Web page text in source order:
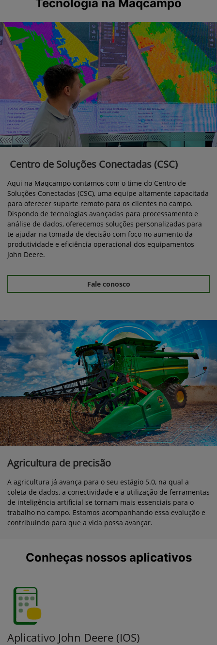
Tecnologia na Maqcampo
Centro de Soluções Conectadas (CSC)
Aqui na Maqcampo contamos com o time do Centro de
Soluções Conectadas (CSC), uma equipe altamente capacitada
para oferecer suporte remoto para os clientes no campo.
Dispondo de tecnologias avançadas para processamento e
análise de dados, oferecemos soluções personalizadas para
te ajudar na tomada de decisão com foco no aumento da
produtividade e eficiência operacional dos equipamentos
John Deere.
Fale conosco
Agricultura de precisão
A agricultura já avança para o seu estágio 5.0, na qual a
coleta de dados, a conectividade e a utilização de ferramentas
de inteligência artificial se tornam mais essenciais para o
trabalho no campo. Estamos acompanhando essa evolução e
contribuindo para que a vida possa avançar.
Conheças nossos aplicativos
Aplicativo John Deere (IOS)